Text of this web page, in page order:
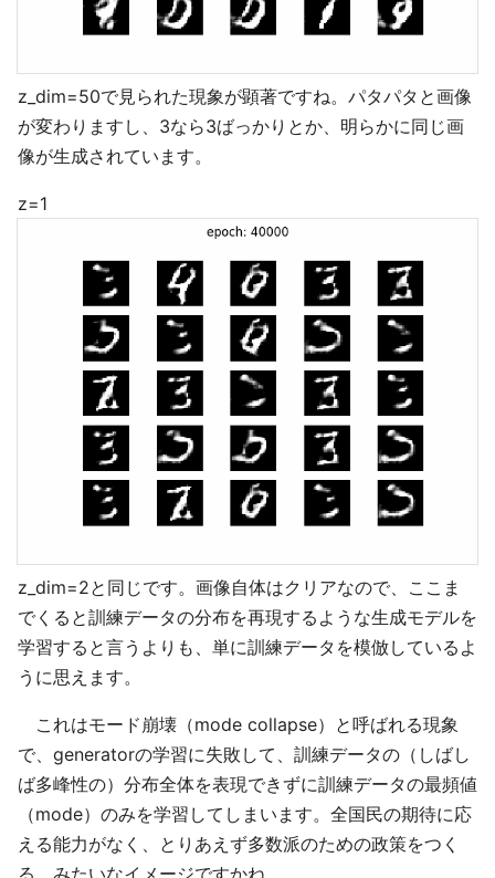
z_dim=50で見られた現象が顕著ですね。パタパタと画像
が変わりますし、3なら3ばっかりとか、明らかに同じ画
像が生成されています。
z=1
z_dim=2と同じです。画像自体はクリアなので、ここま
でくると訓練データの分布を再現するような生成モデルを
学習すると言うよりも、単に訓練データを模倣しているよ
うに思えます。
これはモード崩壊（mode collapse）と呼ばれる現象
で、generatorの学習に失敗して、訓練データの（しばし
ば多峰性の）分布全体を表現できずに訓練データの最頻値
（mode）のみを学習してしまいます。全国民の期待に応
える能力がなく、とりあえず多数派のための政策をつく
る、みたいなイメージですかね。